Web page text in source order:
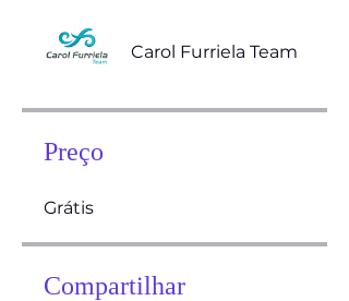
Carol Furriela Team
Preço
Grátis
Compartilhar